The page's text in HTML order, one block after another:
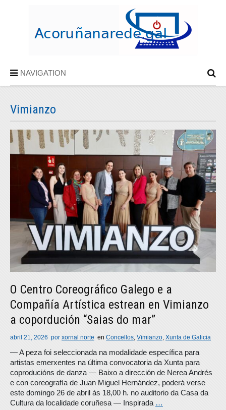
NAVIGATION
Vimianzo
O Centro Coreográfico Galego e a
Compañía Artística estrean en Vimianzo
a copordución “Saias do mar”
abril 21, 2026 por xornal norte en Concellos, Vimianzo, Xunta de Galicia
— A peza foi seleccionada na modalidade específica para
artistas emerxentes na última convocatoria da Xunta para
coproducións de danza — Baixo a dirección de Nerea Andrés
e con coreografía de Juan Miguel Hernández, poderá verse
este domingo 26 de abril ás 18,00 h. no auditorio da Casa da
Cultura da localidade coruñesa — Inspirada …